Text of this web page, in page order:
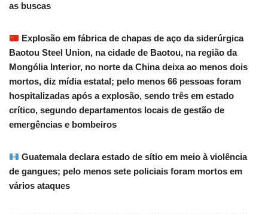
as buscas
Explosão em fábrica de chapas de aço da siderúrgica
Baotou Steel Union, na cidade de Baotou, na região da
Mongólia Interior, no norte da China deixa ao menos dois
mortos, diz mídia estatal; pelo menos 66 pessoas foram
hospitalizadas após a explosão, sendo três em estado
crítico, segundo departamentos locais de gestão de
emergências e bombeiros
Guatemala declara estado de sítio em meio à violência
de gangues; pelo menos sete policiais foram mortos em
vários ataques